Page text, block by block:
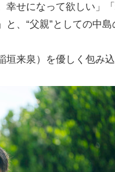
幸せになって欲しい」
、“父親”としての中
来泉）を優しく包み